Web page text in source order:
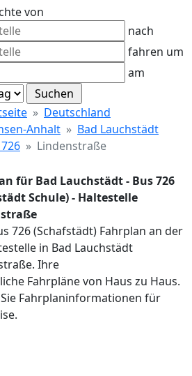
von
nach
fahren um
am
Deutschland
Anhalt
Bad Lauchstädt
Lindenstraße
für Bad Lauchstädt - Bus 726
Schule) - Haltestelle
726 (Schafstädt) Fahrplan an der
in Bad Lauchstädt
Ihre
Fahrpläne von Haus zu Haus.
Fahrplaninformationen für